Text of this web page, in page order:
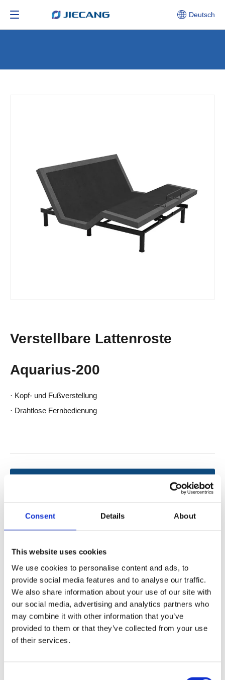
Consent Details About
This website uses cookies
We use cookies to personalise content and ads, to
provide social media features and to analyse our traffic.
We also share information about your use of our site with
our social media, advertising and analytics partners who
may combine it with other information that you’ve
provided to them or that they’ve collected from your use
of their services.
Deutsch
Verstellbare Lattenroste
Aquarius-200
· Kopf- und Fußverstellung
· Drahtlose Fernbedienung
Funktion und Merkmale:
Kopf- und Fußverstellung
Null G
One-Touch-Wohnung
Nullspiel (gilt für Holzlatten)
Faltbar